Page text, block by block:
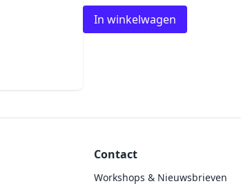
In winkelwagen
Contact
Workshops & Nieuwsbrieven